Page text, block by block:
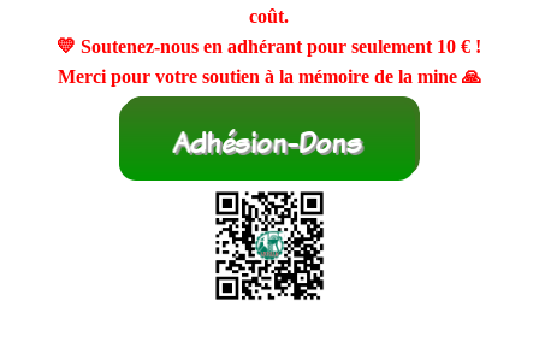
coût.
💛 Soutenez-nous en adhérant pour seulement 10 € !
Merci pour votre soutien à la mémoire de la mine 🙏